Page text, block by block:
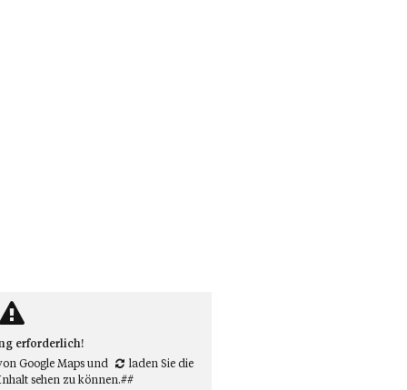
erforderlich!
Google Mapsund
laden Sie die
sehen zu können.##